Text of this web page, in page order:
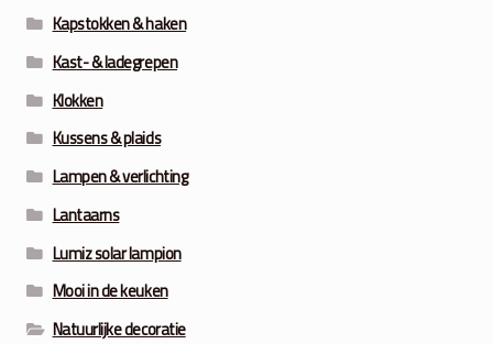
Kapstokken & haken
Kast- & ladegrepen
Klokken
Kussens & plaids
Lampen & verlichting
Lantaarns
Lumiz solar lampion
Mooi in de keuken
Natuurlijke decoratie